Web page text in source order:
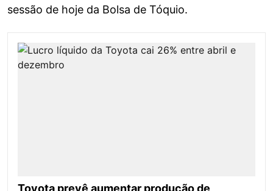
sessão de hoje da Bolsa de Tóquio.
Toyota prevê aumentar produção de